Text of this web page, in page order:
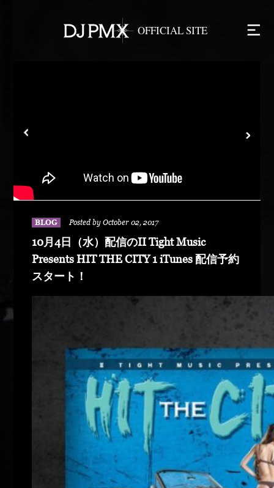
BLOG Posted by October 02, 2017
10月4日（水）配信のⅡ Tight Music
Presents HIT THE CITY 1 iTunes 配信予約
スタート！